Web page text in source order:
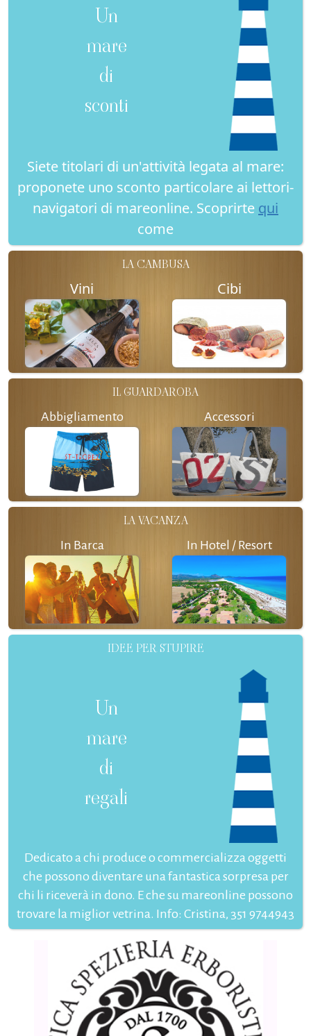
Un
mare
di
sconti
Siete titolari di un'attività legata al mare:
proponete uno sconto particolare ai lettori-
navigatori di mareonline. Scoprirte qui
come
LA CAMBUSA
Vini Cibi
IL GUARDAROBA
Abbigliamento Accessori
LA VACANZA
In Barca In Hotel / Resort
IDEE PER STUPIRE
Un
mare
di
regali
Dedicato a chi produce o commercializza oggetti
che possono diventare una fantastica sorpresa per
chi li riceverà in dono. E che su mareonline possono
trovare la miglior vetrina. Info: Cristina, 351 9744943